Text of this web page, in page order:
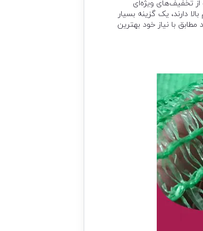
تخفیف‌های ویژه‌ای
دارند، یک گزینه بسیار
با نیاز خود بهترین